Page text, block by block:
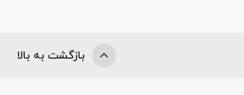
بازگشت به بالا